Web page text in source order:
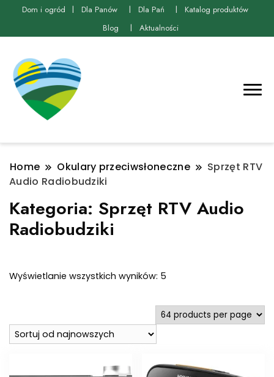
Dom i ogród Dla Panów Dla Pań
Katalog produktów
Blog
Aktualności
Home Okulary przeciwsłoneczne
Sprzęt RTV
Audio Radiobudziki
Kategoria: Sprzęt RTV Audio
Radiobudziki
Wyświetlanie wszystkich wyników: 5
najnowszych